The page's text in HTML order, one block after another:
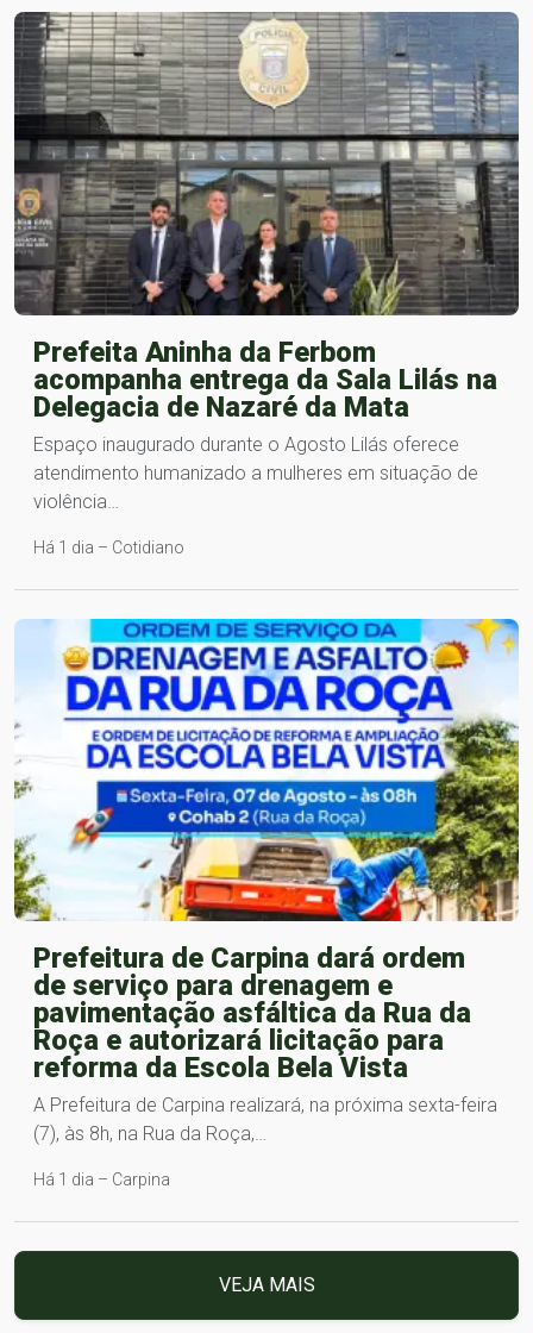
Prefeita Aninha da Ferbom
acompanha entrega da Sala Lilás na
Delegacia de Nazaré da Mata
Espaço inaugurado durante o Agosto Lilás oferece
atendimento humanizado a mulheres em situação de
violência…
Há 1 dia – Cotidiano
Prefeitura de Carpina dará ordem
de serviço para drenagem e
pavimentação asfáltica da Rua da
Roça e autorizará licitação para
reforma da Escola Bela Vista
A Prefeitura de Carpina realizará, na próxima sexta-feira
(7), às 8h, na Rua da Roça,…
Há 1 dia – Carpina
VEJA MAIS